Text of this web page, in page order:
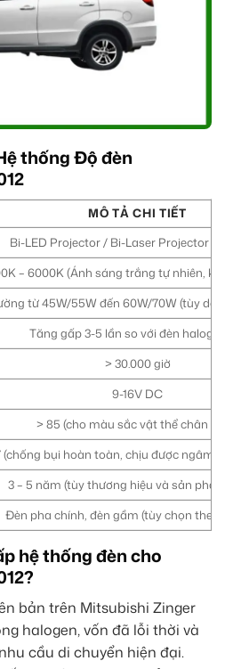
thống Độ đèn
MÔ TẢ CHI TIẾT
Bi-LED Projector / Bi-Laser Projector
– 6000K (Ánh sáng trắng tự nhiên,
từ 45W/55W đến 60W/70W (tùy
Tăng gấp 3-5 lần so với đèn
> 30.000 giờ
9-16V DC
> 85 (cho màu sắc vật thể chân
(chống bụi hoàn toàn, chịu được ngâm
3 – 5 năm (tùy thương hiệu và sản
Đèn pha chính, đèn gầm (tùy chọn theo
hệ thống đèn cho
bản trên Mitsubishi Zinger
halogen, vốn đã lỗi thời và
cầu di chuyển hiện đại.